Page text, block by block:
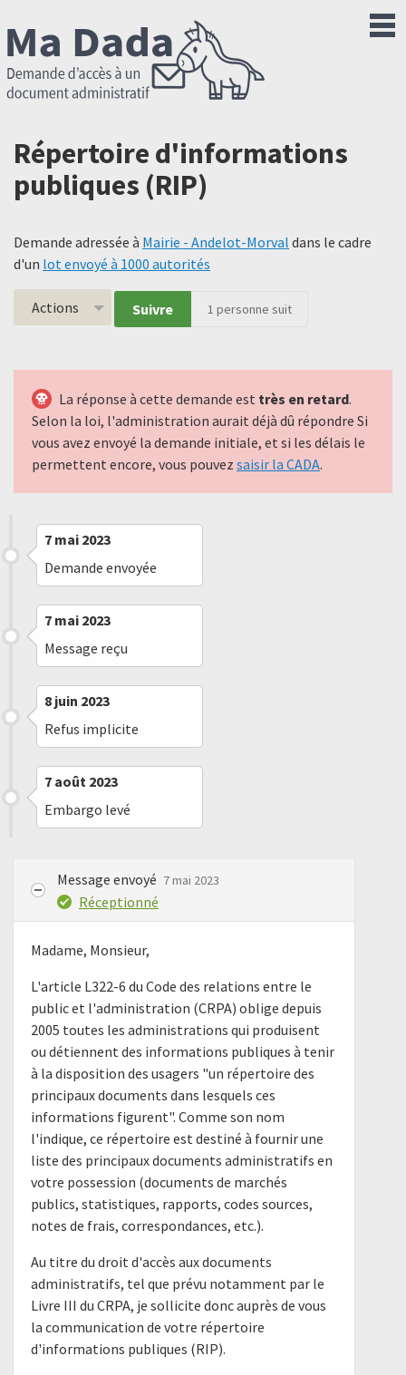
Répertoire d'informations
publiques (RIP)
Demande adressée à Mairie - Andelot-Morval dans le cadre
d'un lot envoyé à 1000 autorités
Actions Suivre 1 personne suit
La réponse à cette demande est très en retard.
Selon la loi, l'administration aurait déjà dû répondre Si
vous avez envoyé la demande initiale, et si les délais le
permettent encore, vous pouvez saisir la CADA.
7 mai 2023
Demande envoyée
7 mai 2023
Message reçu
8 juin 2023
Refus implicite
7 août 2023
Embargo levé
Message envoyé 7 mai 2023
Réceptionné
Madame, Monsieur,
L'article L322-6 du Code des relations entre le
public et l'administration (CRPA) oblige depuis
2005 toutes les administrations qui produisent
ou détiennent des informations publiques à tenir
à la disposition des usagers "un répertoire des
principaux documents dans lesquels ces
informations figurent". Comme son nom
l'indique, ce répertoire est destiné à fournir une
liste des principaux documents administratifs en
votre possession (documents de marchés
publics, statistiques, rapports, codes sources,
notes de frais, correspondances, etc.).
Au titre du droit d'accès aux documents
administratifs, tel que prévu notamment par le
Livre III du CRPA, je sollicite donc auprès de vous
la communication de votre répertoire
d'informations publiques (RIP).